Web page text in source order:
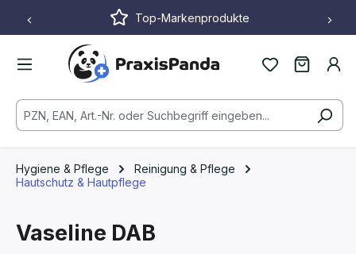
Zum Hauptinhalt springenTop-Markenprodukte
Hygiene & Pflege
Reinigung & Pflege
Hautschutz & Hautpflege
Vaseline DAB